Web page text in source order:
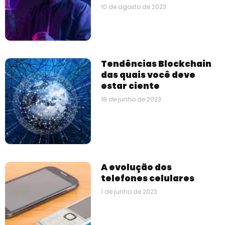
10 de agosto de 2023
Tendências Blockchain
das quais você deve
estar ciente
18 de junho de 2023
A evolução dos
telefones celulares
1 de junho de 2023